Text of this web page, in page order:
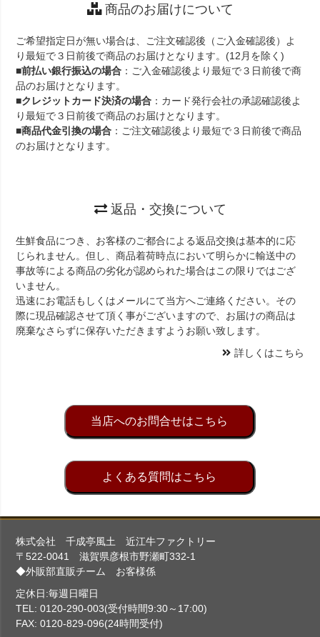
商品のお届けについて
ご希望指定日が無い場合は、ご注文確認後（ご入金確認後）よ
り最短で３日前後で商品のお届けとなります。(12月を除く)
■前払い銀行振込の場合 ：ご入金確認後より最短で３日前後で商
品のお届けとなります。
■クレジットカード決済の場合 ：カード発行会社の承認確認後よ
り最短で３日前後で商品のお届けとなります。
■商品代金引換の場合 ：ご注文確認後より最短で３日前後で商品
のお届けとなります。
返品・交換について
生鮮食品につき、お客様のご都合による返品交換は基本的に応
じられません。但し、商品着荷時点において明らかに輸送中の
事故等による商品の劣化が認められた場合はこの限りではござ
いません。
迅速にお電話もしくはメールにて当方へご連絡ください。その
際に現品確認させて頂く事がございますので、お届けの商品は
廃棄なさらずに保存いただきますようお願い致します。
詳しくはこちら
当店へのお問合せはこちら
よくある質問はこちら
株式会社 千成亭風土 近江牛ファクトリー
〒522-0041 滋賀県彦根市野瀬町332-1
◆外販部直販チーム お客様係
定休日:毎週日曜日
TEL: 0120-290-003(受付時間9:30～17:00)
FAX: 0120-829-096(24時間受付)